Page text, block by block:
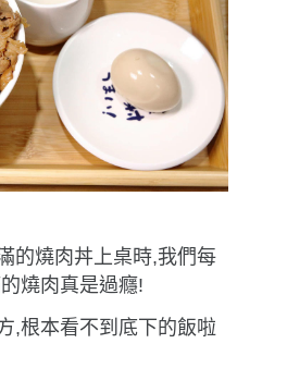
的燒肉丼上桌時,我們每
燒肉真是過癮!
,根本看不到底下的飯啦